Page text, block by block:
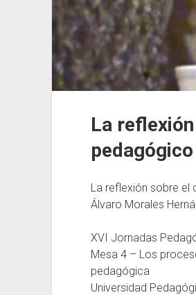
La
pedagógico
La reflexión sobre el
Álvaro Morales
XVI Jornadas
Mesa 4 – Los
pedagógica
Universidad